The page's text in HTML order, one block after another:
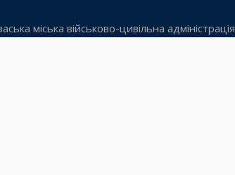
міська військово-цивільна адміністрація